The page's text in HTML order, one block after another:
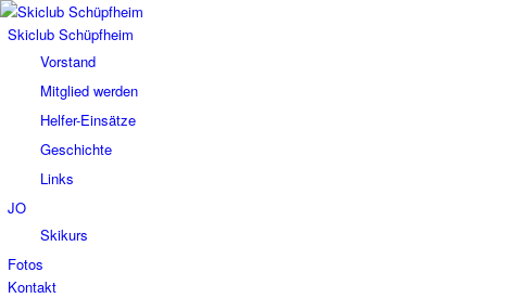
Skiclub Schüpfheim
Vorstand
Mitglied werden
Helfer-Einsätze
Geschichte
Links
JO
Skikurs
Fotos
Kontakt